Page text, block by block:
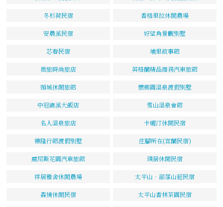
冬杉荷民宿 香格里拉休閒農場
安農溪民宿 好望角景觀別墅
芯春民宿 埔里故事館
微旅時尚旅店 英格蘭精品商務汽車旅館
頭城休閒旅館 懷鄉園溫泉渡假別墅
中冠礁溪大飯店 雪山溫泉會館
名人溫泉旅店 卡幄汀休閒民宿
德隆行館渡假別墅 庄腳所在(宜蘭民宿)
威尼斯花園汽車旅館 璞居休閒民宿
祥居雅舍休閒農場 太平山‧部落山莊民宿
森情休閒民宿 太平山香林茶園民宿